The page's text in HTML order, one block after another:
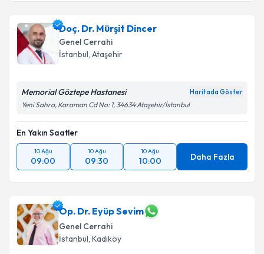
Doç. Dr. Mürşit Dincer
Genel Cerrahi
İstanbul, Ataşehir
Memorial Göztepe Hastanesi Haritada Göster
Yeni Sahra, Karaman Cd No: 1, 34634 Ataşehir/İstanbul
En Yakın Saatler
10 Ağu
09:00
10 Ağu
09:30
10 Ağu
10:00 Daha Fazla
Op. Dr. Eyüp Sevim
Genel Cerrahi
İstanbul, Kadıköy